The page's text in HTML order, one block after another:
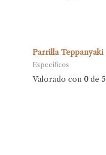
Parrilla Teppanyaki
Específicos
Valorado con 0de 5